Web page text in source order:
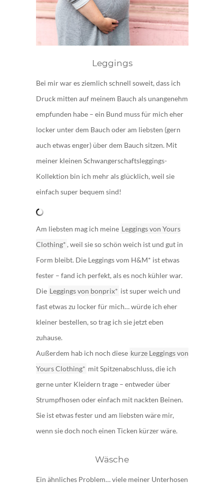
Leggings
Bei mir war es ziemlich schnell soweit, dass ich
Druck mitten auf meinem Bauch als unangenehm
empfunden habe – ein Bund muss für mich eher
locker unter dem Bauch oder am liebsten (gern
auch etwas enger) über dem Bauch sitzen. Mit
meiner kleinen Schwangerschaftsleggings-
Kollektion bin ich mehr als glücklich, weil sie
einfach super bequem sind!
Am liebsten mag ich meine Leggings von Yours
Clothing* , weil sie so schön weich ist und gut in
Form bleibt. Die Leggings vom H&M* ist etwas
fester – fand ich perfekt, als es noch kühler war.
Die Leggings von bonprix* ist super weich und
fast etwas zu locker für mich… würde ich eher
kleiner bestellen, so trag ich sie jetzt eben
zuhause.
Außerdem hab ich noch diese kurze Leggings von
Yours Clothing* mit Spitzenabschluss, die ich
gerne unter Kleidern trage – entweder über
Strumpfhosen oder einfach mit nackten Beinen.
Sie ist etwas fester und am liebsten wäre mir,
wenn sie doch noch einen Ticken kürzer wäre.
Wäsche
Ein ähnliches Problem… viele meiner Unterhosen